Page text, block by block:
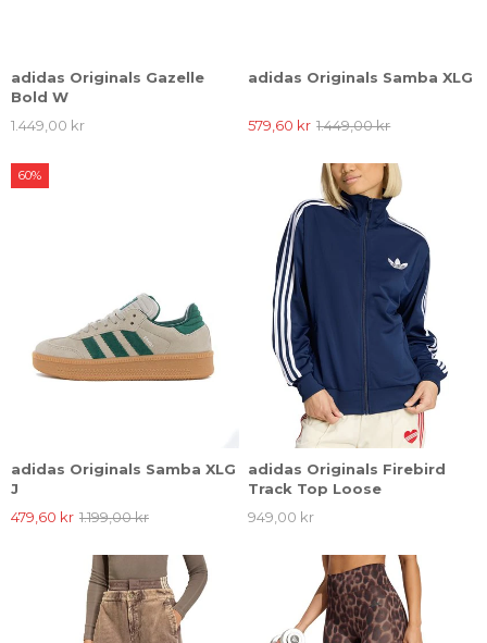
adidas Originals Gazelle
Bold W
1.449,00 kr
adidas Originals Samba XLG
579,60 kr 1.449,00 kr
adidas Originals Samba XLG
J
479,60 kr 1.199,00 kr
60%
adidas Originals Firebird
Track Top Loose
949,00 kr